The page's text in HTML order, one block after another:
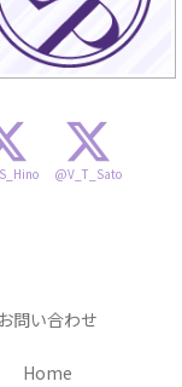
@V_T_Sato
お問い合わせ
Home